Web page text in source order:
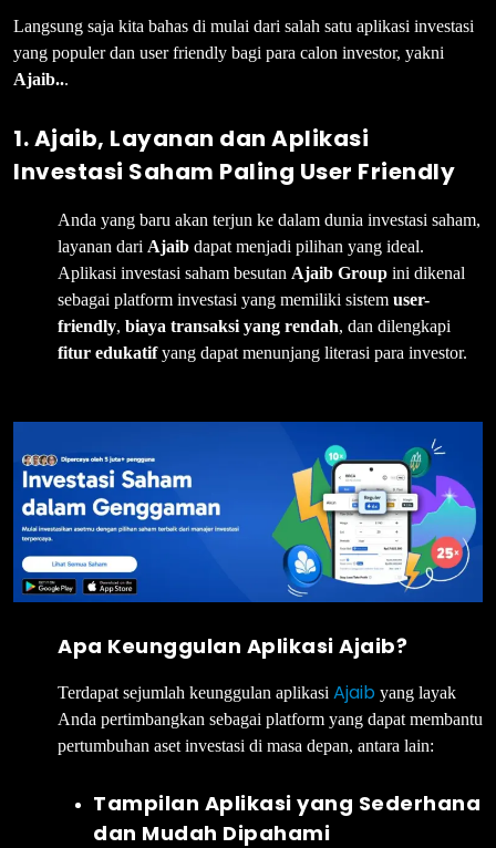
Langsung saja kita bahas di mulai dari salah satu aplikasi investasi
yang populer dan user friendly bagi para calon investor, yakni
Ajaib...
1. Ajaib, Layanan dan Aplikasi
Investasi Saham Paling User Friendly
Anda yang baru akan terjun ke dalam dunia investasi saham,
layanan dari Ajaib dapat menjadi pilihan yang ideal.
Aplikasi investasi saham besutan Ajaib Group ini dikenal
sebagai platform investasi yang memiliki sistem user-
friendly, biaya transaksi yang rendah, dan dilengkapi
fitur edukatifyang dapat menunjang literasi para investor.
Apa Keunggulan Aplikasi Ajaib?
Terdapat sejumlah keunggulan aplikasi Ajaib yang layak
Anda pertimbangkan sebagai platform yang dapat membantu
pertumbuhan aset investasi di masa depan, antara lain:
Tampilan Aplikasi yang Sederhana
dan Mudah Dipahami